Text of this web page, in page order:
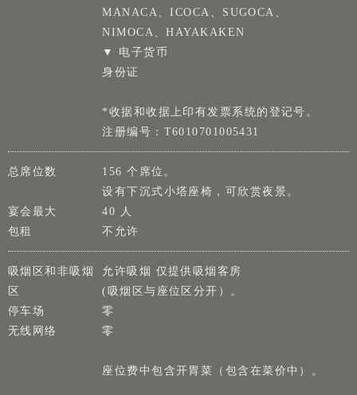
MANACA、ICOCA、SUGOCA、
NIMOCA、HAYAKAKEN
▼ 电子货币
身份证
*收据和收据上印有发票系统的登记号。
注册编号：T6010701005431
总席位数
156 个席位。
设有下沉式小塔座椅，可欣赏夜景。
宴会最大
40 人
包租
不允许
吸烟区和非吸烟
区
允许吸烟 仅提供吸烟客房
(吸烟区与座位区分开）。
停车场
零
无线网络
零
座位费中包含开胃菜（包含在菜价中）。